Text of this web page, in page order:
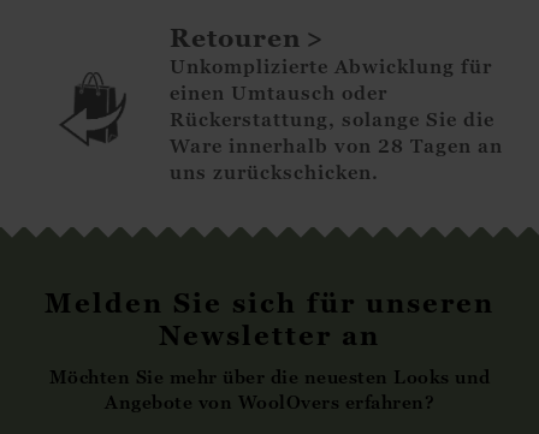
Retouren
Unkomplizierte Abwicklung für
einen Umtausch oder
Rückerstattung, solange Sie die
Ware innerhalb von 28 Tagen an
uns zurückschicken.
Melden Sie sich für unseren
Newsletter an
Möchten Sie mehr über die neuesten Looks und
Angebote von WoolOvers erfahren?